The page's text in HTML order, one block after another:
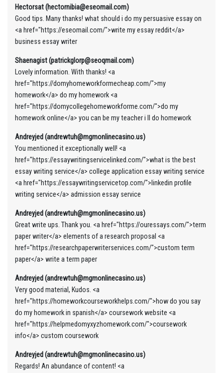
Hectorsat (hectornibia@eseomail.com)
Good tips. Many thanks! what should i do my persuasive essay on
<a href="https://eseomail.com/">write my essay reddit</a>
business essay writer
Shaenagist (patrickglorp@seoqmail.com)
Lovely information. With thanks! <a
href="https://domyhomeworkformecheap.com/">my
homework</a> do my homework <a
href="https://domycollegehomeworkforme.com/">do my
homework online</a> you can be my teacher i ll do homework
Andreyjed (andrewtuh@mgmonlinecasino.us)
You mentioned it exceptionally well! <a
href="https://essaywritingservicelinked.com/">what is the best
essay writing service</a> college application essay writing service
<a href="https://essaywritingservicetop.com/">linkedin profile
writing service</a> admission essay service
Andreyjed (andrewtuh@mgmonlinecasino.us)
Great write ups. Thank you. <a href="https://ouressays.com/">term
paper writer</a> elements of a research proposal <a
href="https://researchpaperwriterservices.com/">custom term
paper</a> write a term paper
Andreyjed (andrewtuh@mgmonlinecasino.us)
Very good material, Kudos. <a
href="https://homeworkcourseworkhelps.com/">how do you say
do my homework in spanish</a> coursework website <a
href="https://helpmedomyxyzhomework.com/">coursework
info</a> custom coursework
Andreyjed (andrewtuh@mgmonlinecasino.us)
Regards! An abundance of content! <a